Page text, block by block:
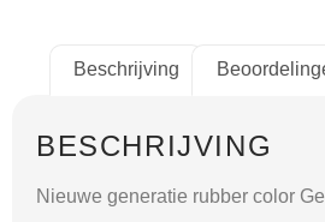
Beschrijving
BESCHRIJVING
Nieuwe generatie rubber color